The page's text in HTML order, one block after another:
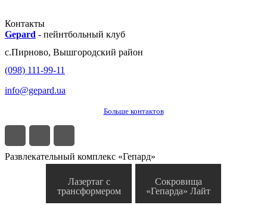
Контакты
Gepard - пейнтбольный клуб
с.Пирново, Вышгородский район
(098) 111-99-11
info@gepard.ua
Больше контактов
Развлекательный комплекс «Гепард»
Лазертаг с
трансформером
Сокровища
«Гепарда» Лайт